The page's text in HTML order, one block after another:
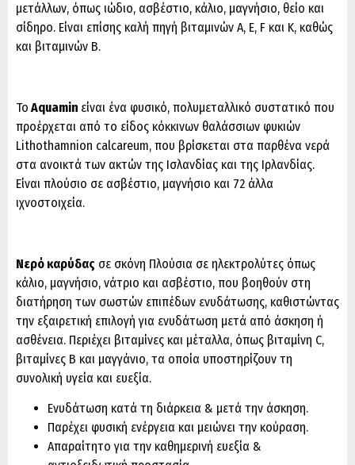
μετάλλων, όπως ιώδιο, ασβέστιο, κάλιο, μαγνήσιο, θείο και
σίδηρο. Είναι επίσης καλή πηγή βιταμινών Α, Ε, F και Κ, καθώς
και βιταμινών Β.
Το Aquamin είναι ένα φυσικό, πολυμεταλλικό συστατικό που
προέρχεται από το είδος κόκκινων θαλάσσιων φυκιών
Lithothamnion calcareum, που βρίσκεται στα παρθένα νερά
στα ανοικτά των ακτών της Ισλανδίας και της Ιρλανδίας.
Είναι πλούσιο σε ασβέστιο, μαγνήσιο και 72 άλλα
ιχνοστοιχεία.
Νερό καρύδας σε σκόνη Πλούσια σε ηλεκτρολύτες όπως
κάλιο, μαγνήσιο, νάτριο και ασβέστιο, που βοηθούν στη
διατήρηση των σωστών επιπέδων ενυδάτωσης, καθιστώντας
την εξαιρετική επιλογή για ενυδάτωση μετά από άσκηση ή
ασθένεια. Περιέχει βιταμίνες και μέταλλα, όπως βιταμίνη C,
βιταμίνες Β και μαγγάνιο, τα οποία υποστηρίζουν τη
συνολική υγεία και ευεξία.
Ενυδάτωση κατά τη διάρκεια & μετά την άσκηση.
Παρέχει φυσική ενέργεια και μειώνει την κούραση.
Απαραίτητο για την καθημερινή ευεξία &